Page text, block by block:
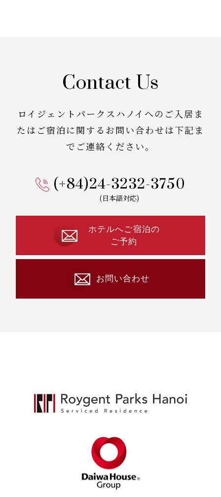
Contact Us
ロイジェントパークスハノイへのご入居ま
たはご宿泊に関する お問い合わせは下記ま
でご連絡ください。
(+84)24-3232-3750
(日本語対応)
ホテルへご宿泊の
ご予約
お問い合わせ